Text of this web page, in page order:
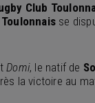
Club
Toulonnais se
Domi, le natif de
la victoire au